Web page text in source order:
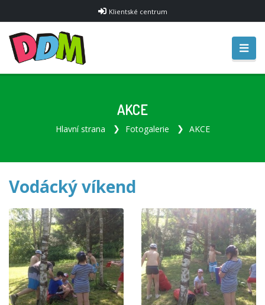
Klientské centrum
AKCE
Hlavní strana Fotogalerie AKCE
Vodácký víkend